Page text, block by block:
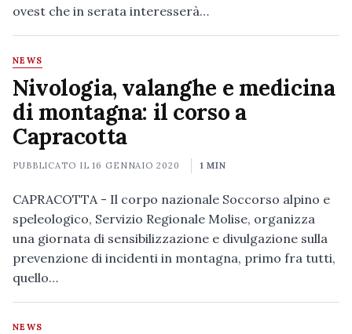
ovest che in serata interesserà…
NEWS
Nivologia, valanghe e medicina
di montagna: il corso a
Capracotta
PUBBLICATO IL16 GENNAIO 2020 1 MIN
CAPRACOTTA - Il corpo nazionale Soccorso alpino e
speleologico, Servizio Regionale Molise, organizza
una giornata di sensibilizzazione e divulgazione sulla
prevenzione di incidenti in montagna, primo fra tutti,
quello…
NEWS